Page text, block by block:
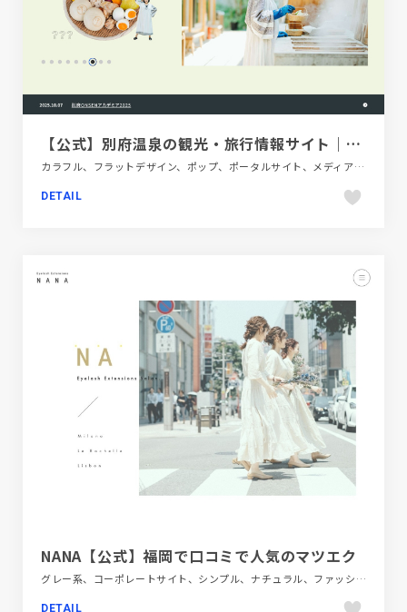
【公式】別府温泉の観光・旅行情報サイト｜別府たび
カラフル、フラットデザイン、ポップ、ポータルサイト、メディアサイト、地域・団体・活動、多言語対応、大きめ写真、施設・店舗サイト、旅行・ホテル・観光
DETAIL
NANA【公式】福岡で口コミで人気のマツエク
グレー系、コーポレートサイト、シンプル、ナチュラル、ファッション・ビューティー、フラットデザイン、ブルー系、ホワイト系、ポップ、モーション多め、大きめ写真
DETAIL